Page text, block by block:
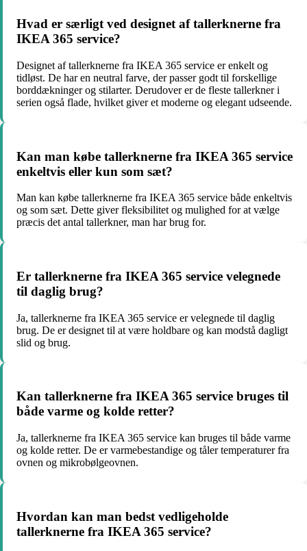
Hvad er særligt ved designet af tallerknerne fra
IKEA 365 service?
Designet af tallerknerne fra IKEA 365 service er enkelt og
tidløst. De har en neutral farve, der passer godt til forskellige
borddækninger og stilarter. Derudover er de fleste tallerkner i
serien også flade, hvilket giver et moderne og elegant udseende.
Kan man købe tallerknerne fra IKEA 365 service
enkeltvis eller kun som sæt?
Man kan købe tallerknerne fra IKEA 365 service både enkeltvis
og som sæt. Dette giver fleksibilitet og mulighed for at vælge
præcis det antal tallerkner, man har brug for.
Er tallerknerne fra IKEA 365 service velegnede
til daglig brug?
Ja, tallerknerne fra IKEA 365 service er velegnede til daglig
brug. De er designet til at være holdbare og kan modstå dagligt
slid og brug.
Kan tallerknerne fra IKEA 365 service bruges til
både varme og kolde retter?
Ja, tallerknerne fra IKEA 365 service kan bruges til både varme
og kolde retter. De er varmebestandige og tåler temperaturer fra
ovnen og mikrobølgeovnen.
Hvordan kan man bedst vedligeholde
tallerknerne fra IKEA 365 service?